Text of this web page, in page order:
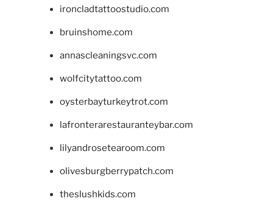
ironcladtattoostudio.com
bruinshome.com
annascleaningsvc.com
wolfcitytattoo.com
oysterbayturkeytrot.com
lafronterarestauranteybar.com
lilyandrosetearoom.com
olivesburgberrypatch.com
theslushkids.com